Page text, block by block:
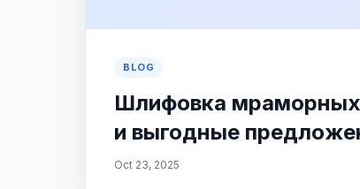
BLOG
Шлифовка мраморных
и выгодные
Oct 23, 2025